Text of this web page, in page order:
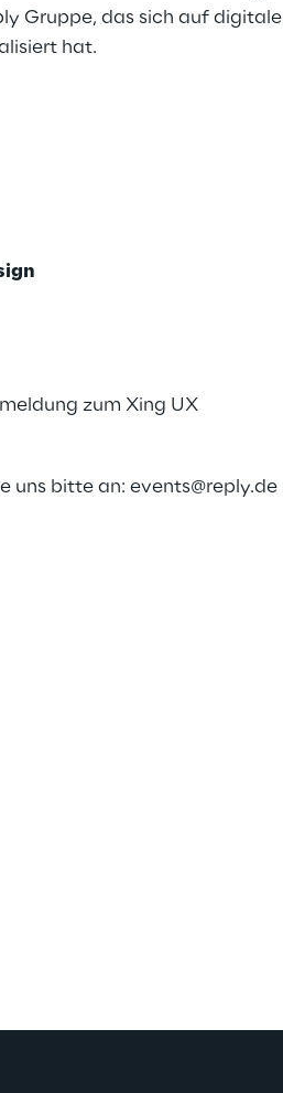
Gruppe, das sich auf digitale
hat.
zum Xing UX
uns bitte an:events@reply.de